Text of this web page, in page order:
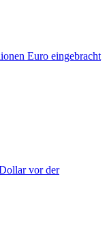
Euro eingebracht
vor der